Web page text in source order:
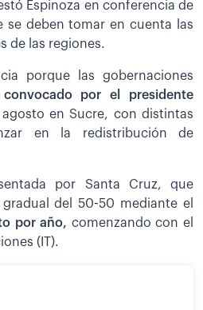
Espinoza en conferencia de
se deben tomar en cuenta las
de las regiones.
porque las gobernaciones
convocado por el presidente
en Sucre, con distintas
en la redistribución de
por Santa Cruz, que
del 50-50 mediante el
por año, comenzando con el
(IT).